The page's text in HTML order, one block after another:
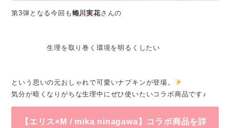
第3弾となる今回も 蜷川実花さんの
生理を取り巻く環境を明るくしたい
という思いの元おしゃれで可愛いナプキンが登場。
気分が暗くなりがちな生理中にぜひ使いたいコラボ商品です♪
【エリス×M / mika ninagawa】コラボ商品を詳